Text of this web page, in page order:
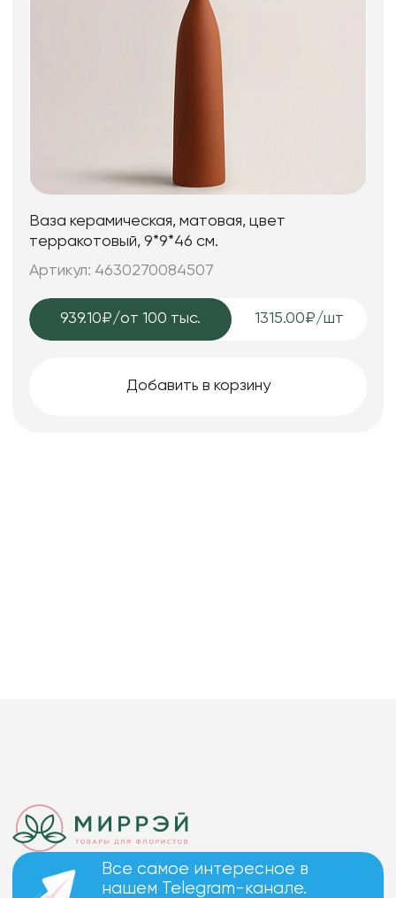
Ваза керамическая, матовая, цвет
терракотовый, 9*9*46 см.
Артикул: 4630270084507
939.10₽/от 100 тыс. 1315.00₽/шт
Добавить в корзину
Все самое интересное в
нашем Telegram-канале.